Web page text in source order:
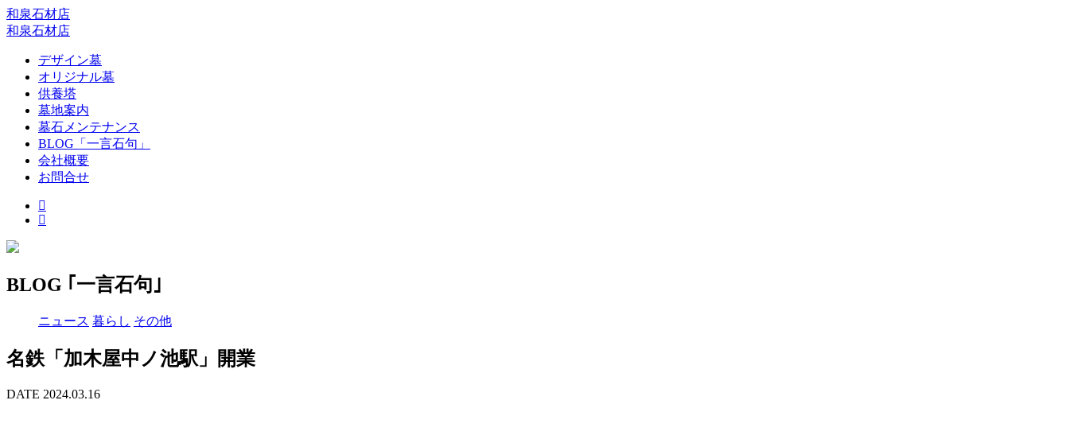
和泉石材店
和泉石材店
デザイン墓
オリジナル墓
供養塔
墓地案内
墓石メンテナンス
BLOG「一言石句」
会社概要
お問合せ
BLOG ｢一言石句｣
ニュース 暮らし その他
名鉄「加木屋中ノ池駅」開業
DATE 2024.03.16